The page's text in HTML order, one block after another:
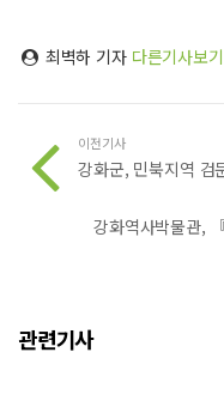
최벽하 기자 다른기사보기
이전기사
강화군, 민북지역 검
강화역사박물관,
관련기사